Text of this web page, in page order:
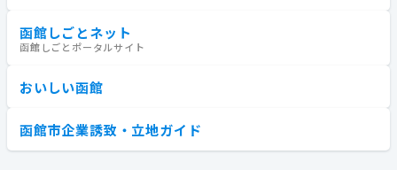
函館しごとネット
函館しごとポータルサイト
おいしい函館
函館市企業誘致・立地ガイド